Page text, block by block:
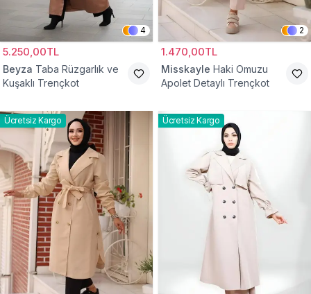
4
5.250,00TL
Beyza Taba Rüzgarlık ve
Kuşaklı Trençkot
2
1.470,00TL
Misskayle Haki Omuzu
Apolet Detaylı Trençkot
Ücretsiz Kargo Ücretsiz Kargo